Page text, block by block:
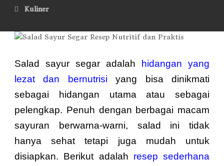
Kuliner
Salad sayur segar adalah
hidangan yang
lezat dan bernutrisi yang bisa dinikmati
sebagai hidangan utama atau sebagai
pelengkap. Penuh dengan berbagai macam
sayuran berwarna-warni, salad ini tidak
hanya sehat tetapi juga mudah untuk
disiapkan. Berikut adalah resep sederhana